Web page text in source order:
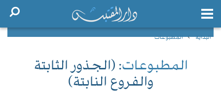
البداية المطبوعات
المطبوعات: (الجذور الثابتة
والفروع النابتة)